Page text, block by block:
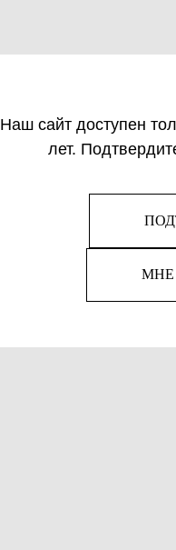
Наш сайт доступен
лет.
МНЕ